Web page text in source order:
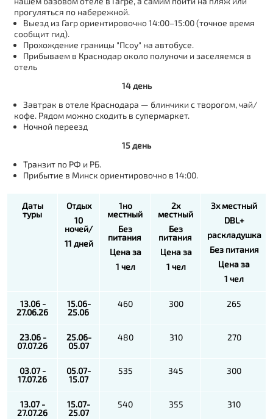
прогуляться по набережной.
Выезд из Гагр ориентировочно 14:00–15:00 (точное время
сообщит гид).
Прохождение границы "Псоу" на автобусе.
Прибываем в Краснодар около полуночи и заселяемся в
отель
14 день
Завтрак в отеле Краснодара — блинчики с творогом, чай/
кофе. Рядом можно сходить в супермаркет.
Ночной переезд
15 день
Транзит по РФ и РБ.
Прибытие в Минск ориентировочно в 14:00.
Даты
туры
Отдых
10
ночей/
11 дней
1но
местный
Без
питания
Цена за
1 чел
2х
местный
Без
питания
Цена за
1 чел
3х местный
DBL+
раскладушка
Без питания
Цена за
1 чел
13.06 -
27.06.26
15.06-
25.06
460 300 265
23.06 -
07.07.26
25.06-
05.07
480 310 270
03.07 -
17.07.26
05.07-
15.07
535 345 300
13.07 -
27.07.26
15.07-
25.07
540 355 310